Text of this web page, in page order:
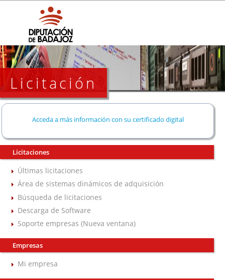
Licitación
Acceda a más información con su certificado digital
Licitaciones
Últimas licitaciones
Área de sistemas dinámicos de adquisición
Búsqueda de licitaciones
Descarga de Software
Soporte empresas (Nueva ventana)
Empresas
Mi empresa